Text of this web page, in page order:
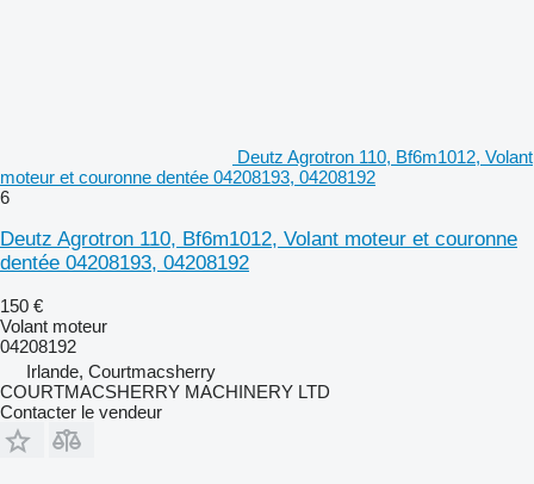
Deutz Agrotron 110, Bf6m1012, Volant
moteur et couronne dentée 04208193, 04208192
6
Deutz Agrotron 110, Bf6m1012, Volant moteur et couronne
dentée 04208193, 04208192
150 €
Volant moteur
04208192
Irlande, Courtmacsherry
COURTMACSHERRY MACHINERY LTD
Contacter le vendeur